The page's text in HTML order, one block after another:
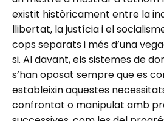
existit històricament entre la
llibertat, la justícia i el
cops separats i més d’una
si. Al davant, els sistemes de
s’han oposat sempre que es
estableixin aquestes
confrontat o manipulat amb